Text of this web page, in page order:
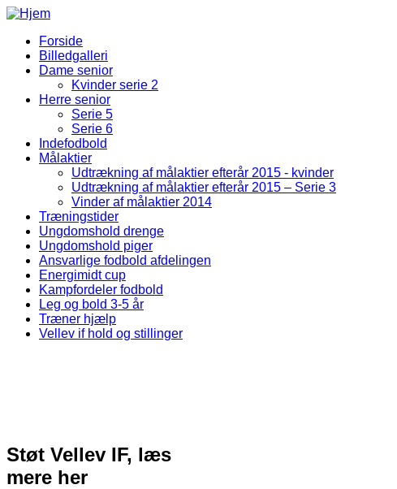
Gå til hovedindhold
Fodbold Menu
Forside
Billedgalleri
Dame senior
Kvinder serie 2
Herre senior
Serie 5
Serie 6
Indefodbold
Målaktier
Udtrækning af målaktier efterår 2015 - kvinder
Udtrækning af målaktier efterår 2015 – Serie 3
Vinder af målaktier 2014
Træningstider
Ungdomshold drenge
Ungdomshold piger
Ansvarlige fodbold afdelingen
Energimidt cup
Kampfordeler fodbold
Leg og bold 3-5 år
Træner hjælp
Vellev if hold og stillinger
Støt Vellev IF, læs
mere her